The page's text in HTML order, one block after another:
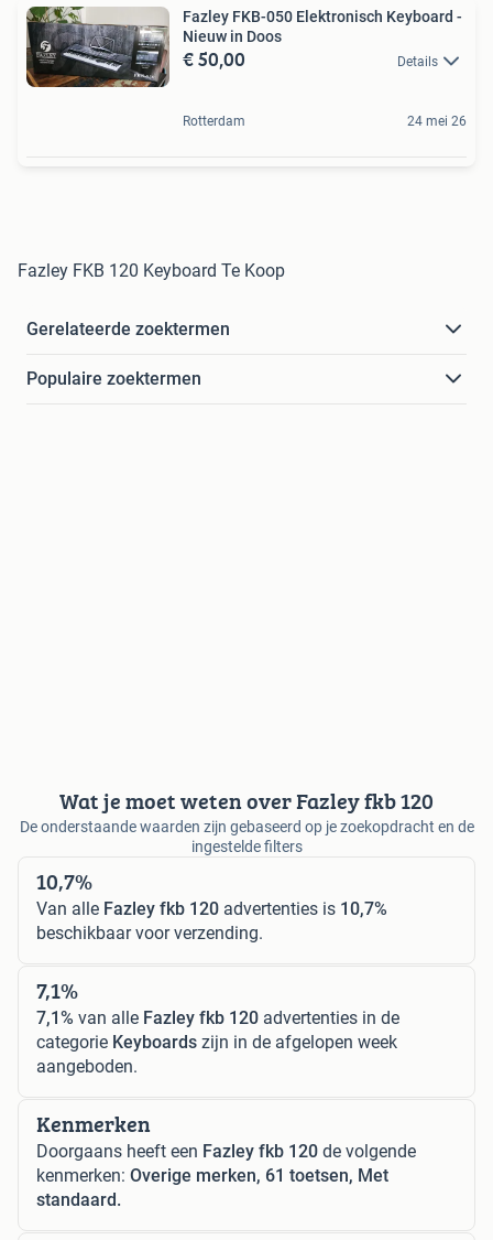
Fazley FKB-050 Elektronisch Keyboard -
Nieuw in Doos
€ 50,00 Details
Rotterdam 24 mei 26
Fazley FKB 120 Keyboard Te Koop
Gerelateerde zoektermen
Populaire zoektermen
Wat je moet weten over Fazley fkb 120
De onderstaande waarden zijn gebaseerd op je zoekopdracht en de
ingestelde filters
10,7%
Van alle Fazley fkb 120 advertenties is 10,7%
beschikbaar voor verzending.
7,1%
7,1% van alle Fazley fkb 120 advertenties in de
categorie Keyboards zijn in de afgelopen week
aangeboden.
Kenmerken
Doorgaans heeft een Fazley fkb 120 de volgende
kenmerken: Overige merken, 61 toetsen, Met
standaard.